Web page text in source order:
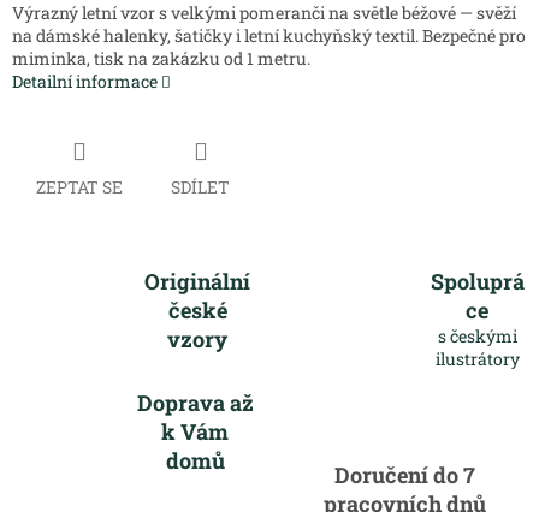
Výrazný letní vzor s velkými pomeranči na světle béžové — svěží
na dámské halenky, šatičky i letní kuchyňský textil. Bezpečné pro
miminka, tisk na zakázku od 1 metru.
Detailní informace
ZEPTAT SE SDÍLET
Originální
české
vzory
Spoluprá
ce
s českými
ilustrátory
Doprava až
k Vám
domů
Doručení do 7
pracovních dnů